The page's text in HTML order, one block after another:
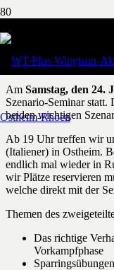
Am Samstag, den 24.
Szenario-Seminar
beiden wichtigen
Ab 19 Uhr treffen wir
(Italiener) in Ostheim.
endlich mal wieder in
wir Plätze reservieren
welche direkt mit der
Themen des
Das richtige
Vorkampfphase